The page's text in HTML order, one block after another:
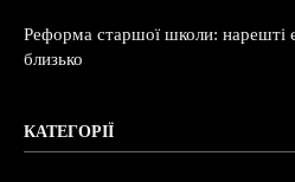
Реформа старшої школи: нарешті
близько
КАТЕГОРІЇ